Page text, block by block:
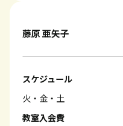
藤原 亜矢子
スケジュール
火・金・土
教室入会費